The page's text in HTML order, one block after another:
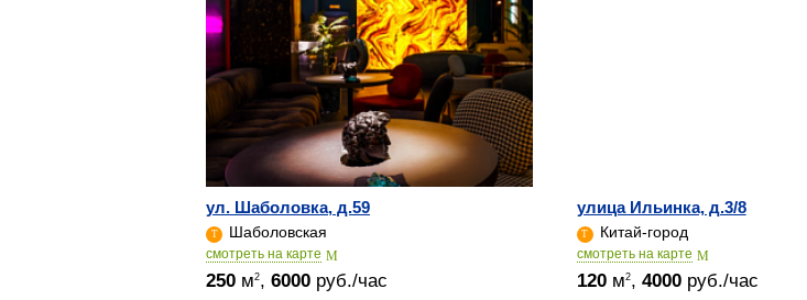
ул. Шаболовка, д.59
Шаболовская
cмотреть на карте
250 м2, 6000 руб./час
улица Ильинка, д.3/8
Китай-город
cмотреть на карте
120м2, 4000руб./час